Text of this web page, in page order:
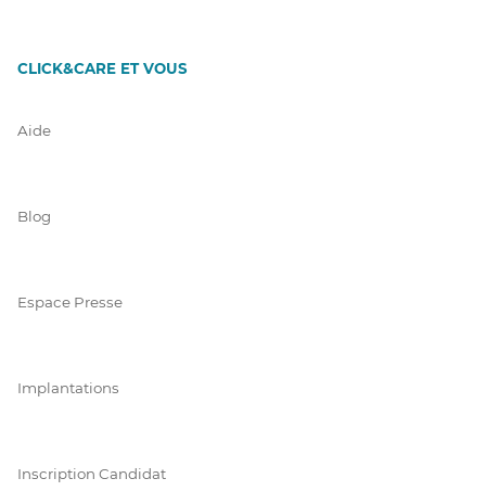
CLICK&CARE ET VOUS
Aide
Blog
Espace Presse
Implantations
Inscription Candidat